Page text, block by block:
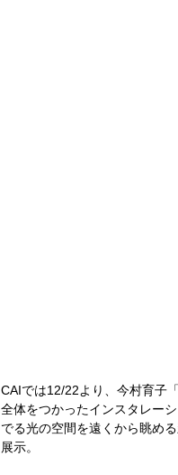
CAIでは12/22より、今村育子
全体をつかったインスタレー
でる光の空間を遠くから眺め
展示。